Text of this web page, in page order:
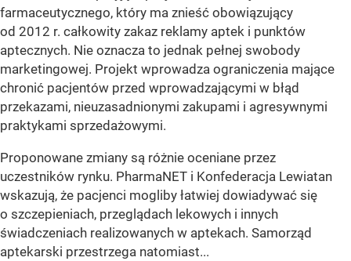
farmaceutycznego, który ma znieść obowiązujący
od 2012 r. całkowity zakaz reklamy aptek i punktów
aptecznych. Nie oznacza to jednak pełnej swobody
marketingowej. Projekt wprowadza ograniczenia mające
chronić pacjentów przed wprowadzającymi w błąd
przekazami, nieuzasadnionymi zakupami i agresywnymi
praktykami sprzedażowymi.
Proponowane zmiany są różnie oceniane przez
uczestników rynku. PharmaNET i Konfederacja Lewiatan
wskazują, że pacjenci mogliby łatwiej dowiadywać się
o szczepieniach, przeglądach lekowych i innych
świadczeniach realizowanych w aptekach. Samorząd
aptekarski przestrzega natomiast...